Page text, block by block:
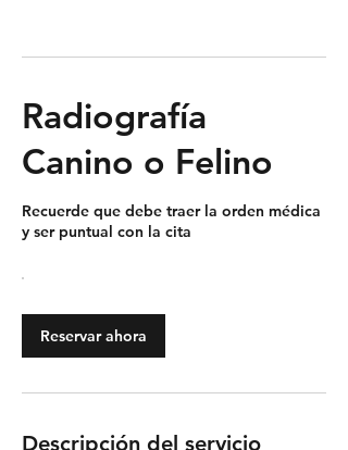
Radiografía
Canino o Felino
Recuerde que debe traer la orden médica
y ser puntual con la cita
Reservar ahora
Descripción del servicio